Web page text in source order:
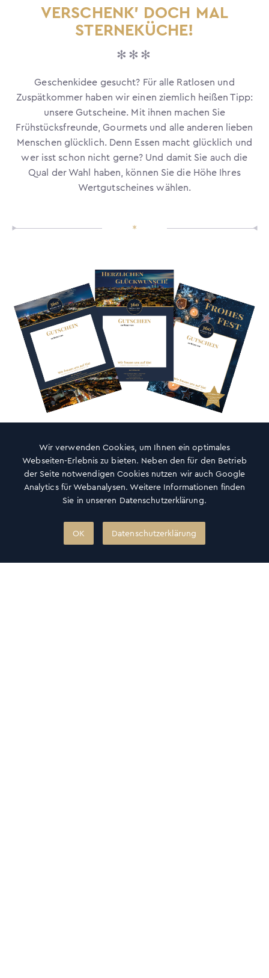
VERSCHENK’ DOCH MAL
STERNEKÜCHE!
✻✻✻
Geschenkidee gesucht? Für alle Ratlosen und
Zuspätkommer haben wir einen ziemlich heißen Tipp:
unsere Gutscheine. Mit ihnen machen Sie
Frühstücksfreunde, Gourmets und alle anderen lieben
Menschen glücklich. Denn Essen macht glücklich und
wer isst schon nicht gerne? Und damit Sie auch die
Qual der Wahl haben, können Sie die Höhe Ihres
Wertgutscheines wählen.
*
Print@Home Gutschein
Wir verwenden Cookies, um Ihnen ein optimales
Webseiten-Erlebnis zu bieten. Neben den für den Betrieb
der Seite notwendigen Cookies nutzen wir auch Google
Analytics für Webanalysen. Weitere Informationen finden
Sie in unseren Datenschutzerklärung.
OK Datenschutzerklärung